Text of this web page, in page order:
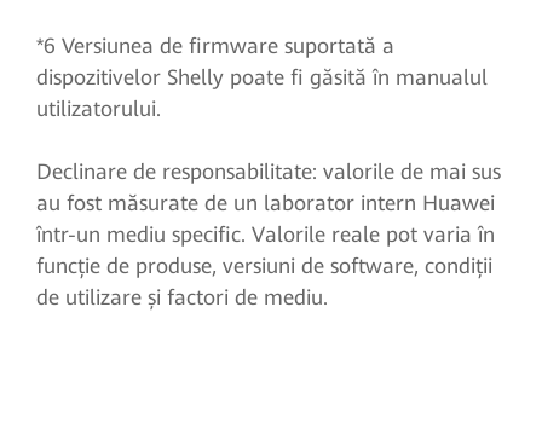
*6 Versiunea de firmware suportată a
dispozitivelor Shelly poate fi găsită în manualul
utilizatorului.
Declinare de responsabilitate: valorile de mai sus
au fost măsurate de un laborator intern Huawei
într-un mediu specific. Valorile reale pot varia în
funcție de produse, versiuni de software, condiții
de utilizare și factori de mediu.